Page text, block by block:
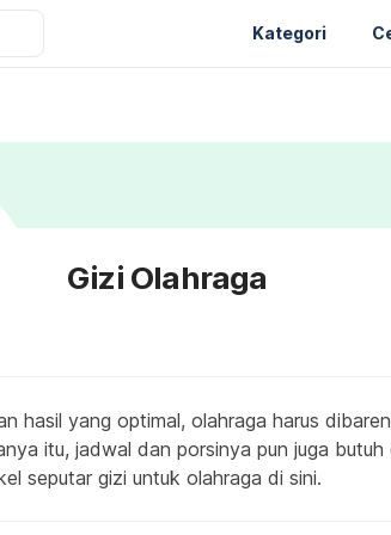
Kategori
Gizi Olahraga
hasil yang optimal, olahraga harus
itu, jadwal dan porsinya pun juga
seputar gizi untuk olahraga di sini.